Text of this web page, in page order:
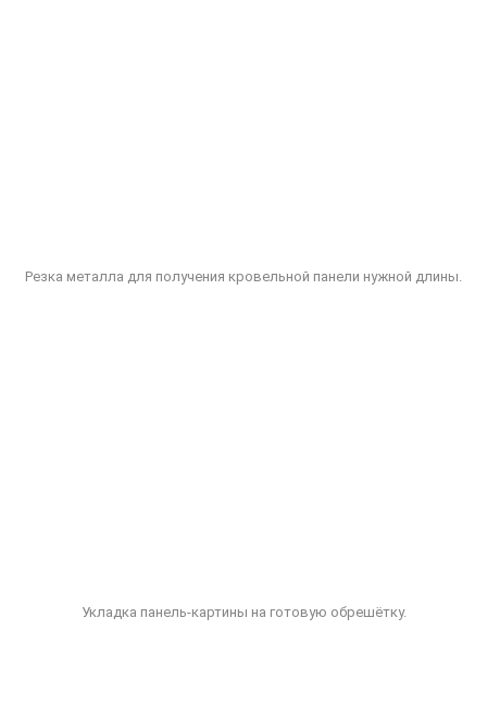
Резка металла для получения кровельной панели нужной длины.
Укладка панель-картины на готовую обрешётку.